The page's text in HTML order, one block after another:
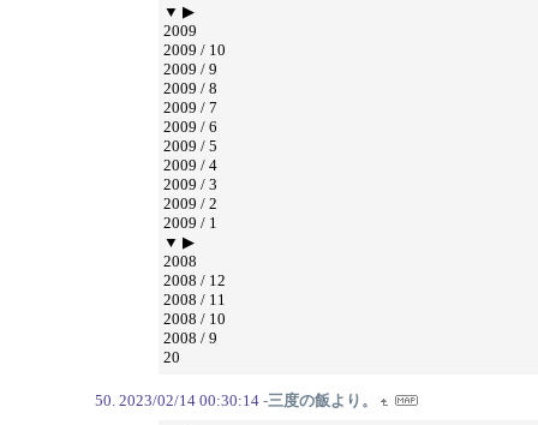
▼ ▶
2009
2009 / 10
2009 / 9
2009 / 8
2009 / 7
2009 / 6
2009 / 5
2009 / 4
2009 / 3
2009 / 2
2009 / 1
▼ ▶
2008
2008 / 12
2008 / 11
2008 / 10
2008 / 9
20
2023/02/14 00:30:14 -三度の飯より。